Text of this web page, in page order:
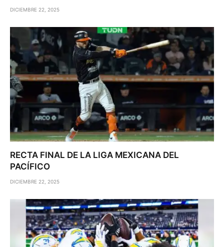
DICIEMBRE 22, 2025
RECTA FINAL DE LA LIGA MEXICANA DEL
PACÍFICO
DICIEMBRE 22, 2025